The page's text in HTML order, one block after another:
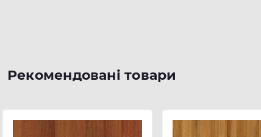
Рекомендовані товари